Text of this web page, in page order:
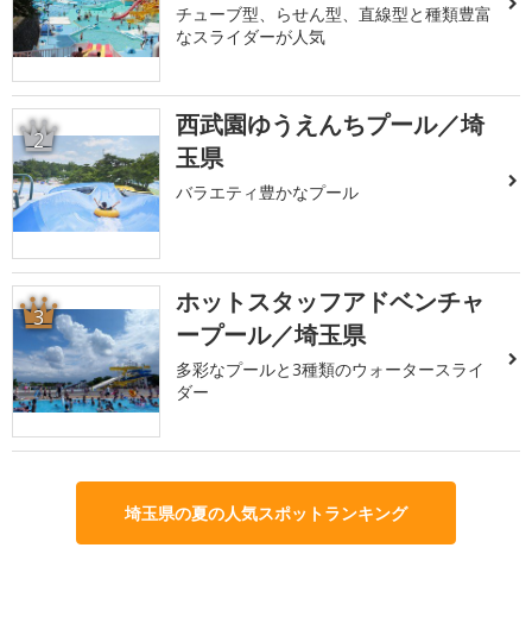
チューブ型、らせん型、直線型と種類豊富
なスライダーが人気
2
西武園ゆうえんちプール／埼
玉県
バラエティ豊かなプール
3
ホットスタッフアドベンチャ
ープール／埼玉県
多彩なプールと3種類のウォータースライ
ダー
埼玉県の夏の人気スポットランキング